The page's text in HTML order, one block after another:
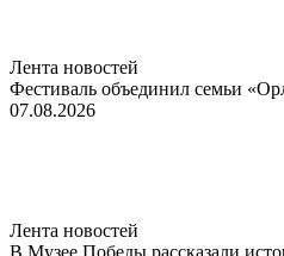
Лента новостей
Фестиваль объединил семьи
07.08.2026
Лента новостей
В Музее Победы рассказали